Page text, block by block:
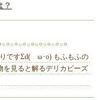
？
ですΣd(ゝω･o) もふもふの
を見ると解るデリカビーズ